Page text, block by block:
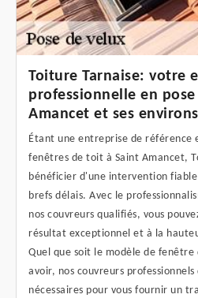
Toiture Tarnaise: votre
professionnelle en
Amancet et ses environs
Étant une entreprise de référence
fenêtres de toit à Saint Amancet,
bénéficier d'une intervention
brefs délais. Avec le
nos couvreurs qualifiés, vous
résultat exceptionnel et à la
Quel que soit le modèle de fenêtre
avoir, nos couvreurs
nécessaires pour vous fournir un